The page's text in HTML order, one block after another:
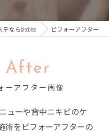
ならbisebise ビフォーアフター
After
ーアフター画像
ューや背中ニキビのケ
術をビフォーアフターの